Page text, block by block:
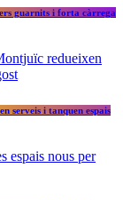
guarnits i forta càrrega
serveis i tanquen espais